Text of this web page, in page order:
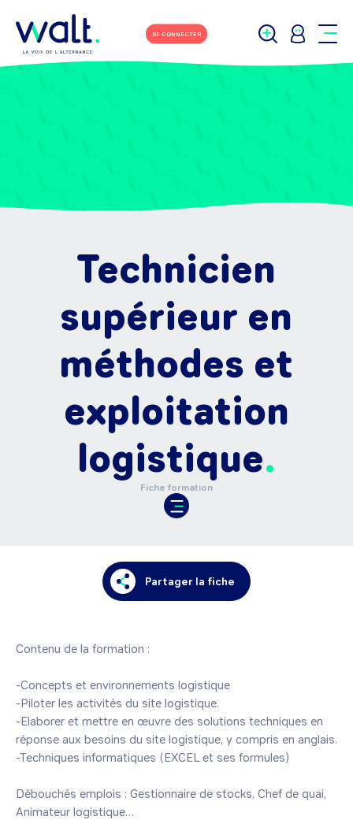
SE CONNECTER
Technicien
supérieur en
méthodes et
exploitation
logistique
Fiche formation
Partager la fiche
Contenu de la formation :
-Concepts et environnements logistique
-Piloter les activités du site logistique.
-Elaborer et mettre en œuvre des solutions techniques en
réponse aux besoins du site logistique, y compris en anglais.
-Techniques informatiques (EXCEL et ses formules)
Débouchés emplois : Gestionnaire de stocks, Chef de quai,
Animateur logistique…